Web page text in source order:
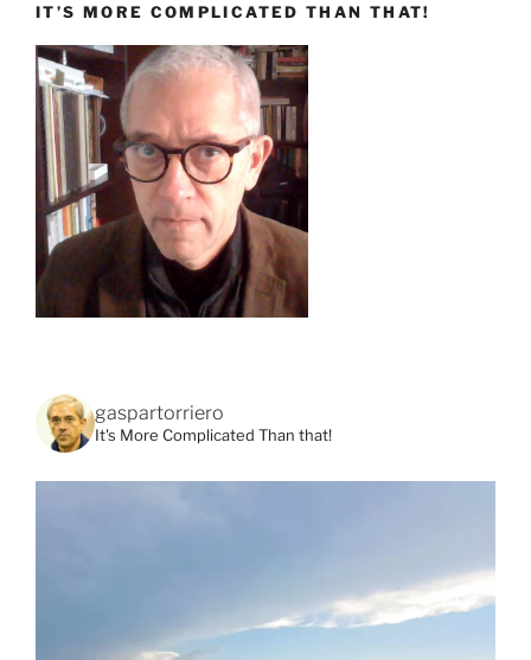
IT’S MORE COMPLICATED THAN THAT!
gaspartorriero
It's More Complicated Than that!